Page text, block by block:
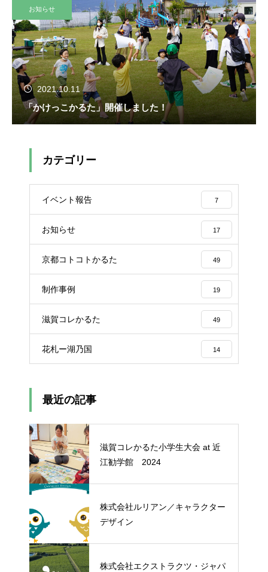
お知らせ
2021.10.11
「かけっこかるた」開催しました！
カテゴリー
イベント報告 7
お知らせ 17
京都コトコトかるた 49
制作事例 19
滋賀コレかるた 49
花札ー湖乃国 14
最近の記事
滋賀コレかるた小学生大会 at 近
江勧学館 2024
株式会社ルリアン／キャラクター
デザイン
株式会社エクストラクツ・ジャパ